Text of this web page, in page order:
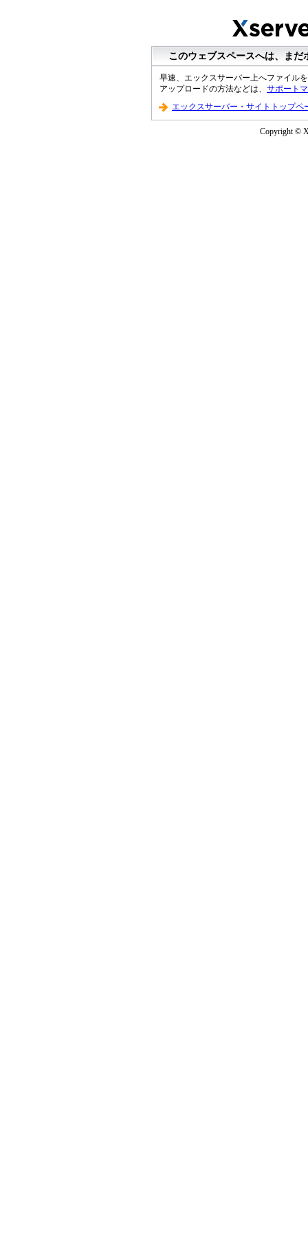
このウェブスペースへは、ま
早速、エックスサーバー上へファイル
アップロードの方法などは、 サポート
エックスサーバー・サイトトップペ
Copyright ©